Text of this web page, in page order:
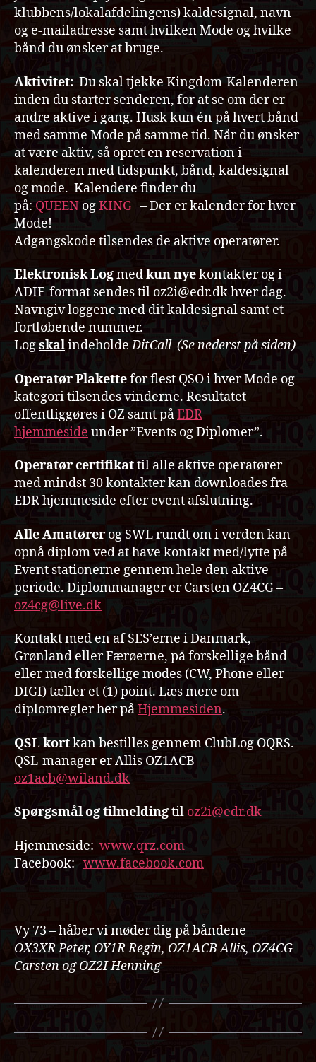
klubbens/lokalafdelingens) kaldesignal, navn
og e-mailadresse samt hvilken Mode og hvilke
bånd du ønsker at bruge.
Aktivitet: Du skal tjekke Kingdom-Kalenderen
inden du starter senderen, for at se om der er
andre aktive i gang. Husk kun én på hvert bånd
med samme Mode på samme tid. Når du ønsker
at være aktiv, så opret en reservation i
kalenderen med tidspunkt, bånd, kaldesignal
og mode. Kalendere finder du
på: QUEEN ogKING – Der er kalender for hver
Mode!
Adgangskode tilsendes de aktive operatører.
Elektronisk Logmedkun nyekontakter og i
ADIF-format sendes til oz2i@edr.dk hver dag.
Navngiv loggene med dit kaldesignal samt et
fortløbende nummer.
LogskalindeholdeDitCall (Se nederst på siden)
Operatør Plakettefor flest QSO i hver Mode og
kategori tilsendes vinderne. Resultatet
offentliggøres i OZ samt påEDR
hjemmeside under ”Events og Diplomer”.
Operatør certifikattil alle aktive operatører
med mindst 30 kontakter kan downloades fra
EDR hjemmeside efter event afslutning.
Alle Amatører og SWL rundt om i verden kan
opnå diplom ved at have kontakt med/lytte på
Event stationerne gennem hele den aktive
periode. Diplommanager er Carsten OZ4CG –
oz4cg@live.dk
Kontakt med en af SES’erne i Danmark,
Grønland eller Færøerne, på forskellige bånd
eller med forskellige modes (CW, Phone eller
DIGI) tæller et (1) point. Læs mere om
diplomregler her påHjemmesiden.
QSL kortkan bestilles gennem ClubLog OQRS.
QSL-manager er Allis OZ1ACB –
oz1acb@wiland.dk
Spørgsmål og tilmeldingtil oz2i@edr.dk
Hjemmeside: www.qrz.com
Facebook: www.facebook.com
Vy 73 – håber vi møder dig på båndene
OX3XR Peter, OY1R Regin, OZ1ACB Allis, OZ4CG
Carsten og OZ2I Henning